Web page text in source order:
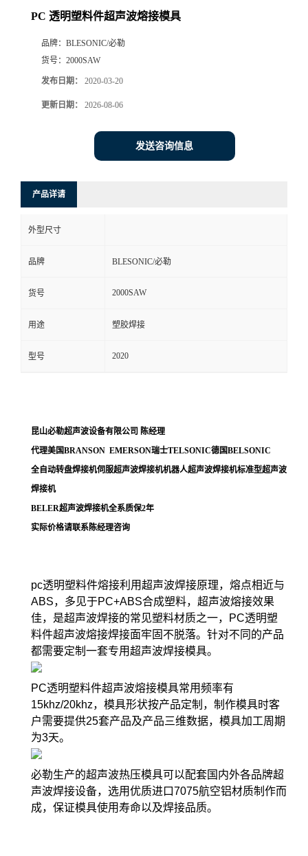
PC 透明塑料件超声波熔接模具
品牌： BLESONIC/必勒
货号： 2000SAW
发布日期： 2020-03-20
更新日期： 2026-08-06
发送咨询信息
产品详请
外型尺寸
品牌 BLESONIC/必勒
货号 2000SAW
用途 塑胶焊接
型号 2020
昆山必勒超声波设备有限公司 陈经理
代理美国BRANSON EMERSON瑞士TELSONIC德国BELSONIC
全自动转盘焊接机伺服超声波焊接机机器人超声波焊接机标准型超声波
焊接机
BELER超声波焊接机全系质保2年
实际价格请联系陈经理咨询
pc透明塑料件熔接利用超声波焊接原理，熔点相近与
ABS，多见于PC+ABS合成塑料，超声波熔接效果
佳，是超声波焊接的常见塑料材质之一，PC透明塑
料件超声波熔接焊接面牢固不脱落。针对不同的产品
都需要定制一套专用超声波焊接模具。
PC透明塑料件超声波熔接模具常用频率有
15khz/20khz，模具形状按产品定制，制作模具时客
户需要提供25套产品及产品三维数据，模具加工周期
为3天。
必勒生产的超声波热压模具可以配套国内外各品牌超
声波焊接设备，选用优质进口7075航空铝材质制作而
成，保证模具使用寿命以及焊接品质。